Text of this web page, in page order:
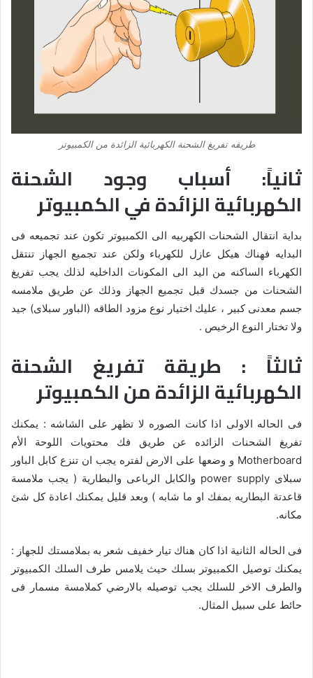
طريقه تفريغ الشحنة الكهربائية الزائدة من الكمبيوتر
ثانياً: أسباب وجود الشحنة
الكهربائية الزائدة في الكمبيوتر
بداية انتقال الشحنات الكهربيه الى الكمبيوتر تكون عند تجميعه فى
البدايه فهناك هيكل عازل للكهرباء ولكن عند تجميع الجهاز تنتقل
الكهرباء الساكنه من اليد الى المكونات الداخليه لذلك يجب تفريغ
الشحنات من جسدك قبل تجميع الجهاز وذلك عن طريق ملامسه
جسم معدنى كبير ، عليك اختيار نوع مزود الطاقه (الباور سبلاى) جيد
ولا تختار النوع الرخيص .
ثالثاً : طريقة تفريغ الشحنة
الكهربائية الزائدة من الكمبيوتر
فى الحاله الاولى اذا كانت الصوره لا تظهر على الشاشه : يمكنك
تفريغ الشحنات الزائده عن طريق فك محتويات اللوحة الأم
Motherboard و وضعها على الارض لفتره يجب ان تنزع كابل الباور
سبلاى power supply والكابل الرباعى والبطارية ( يجب ملامسة
قاعدتة البطاريه بمفك او ما شابه ) وبعد قليل يمكنك اعادة كل شئ
مكانه.
فى الحاله الثانية اذا كان هناك تيار خفيف شعر به بملامستك للجهاز :
يمكنك توصيل الكمبيوتر بسلك حيث يلامس طرف السلك الكمبيوتر
والطرف الاخر للسلك يجب توصيله بالارضي كملامسة مسمار فى
حائط على سبيل المثال.